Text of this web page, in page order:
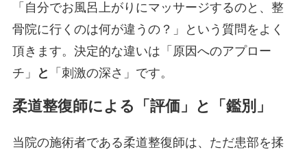
「自分でお風呂上がりにマッサージするのと、整
骨院に行くのは何が違うの？」という質問をよく
頂きます。決定的な違いは「原因へのアプロー
チ」
と 「刺激の深さ」です。
柔道整復師による「評価」と「鑑別」
当院の施術者である柔道整復師は、ただ患部を揉